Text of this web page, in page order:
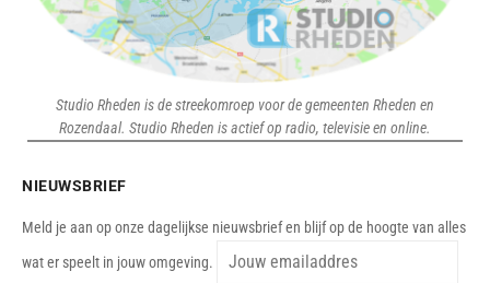
Studio Rheden is de streekomroep voor de gemeenten Rheden en
Rozendaal. Studio Rheden is actief op radio, televisie en online.
NIEUWSBRIEF
Meld je aan op onze dagelijkse nieuwsbrief en blijf op de hoogte van alles
wat er speelt in jouw omgeving.